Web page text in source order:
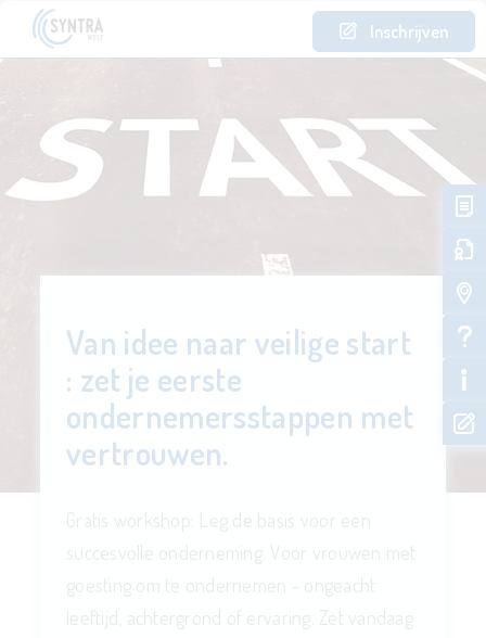
Inschrijven
Van idee naar veilige start
: zet je eerste
ondernemersstappen met
vertrouwen.